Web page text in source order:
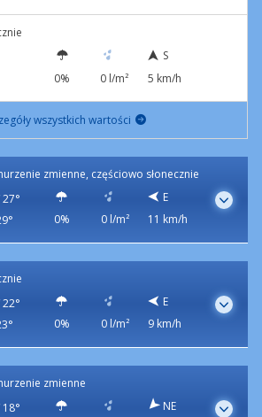
0% 0 l/m²
S
5 km/h
wszystkich wartości
zmienne, częściowo słonecznie
27°
0% 0 l/m²
E
11 km/h
22°
0% 0 l/m²
E
9 km/h
zmienne
18°
NE